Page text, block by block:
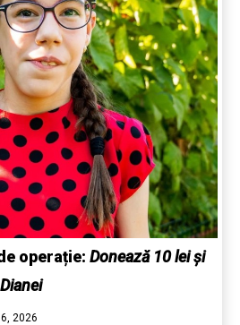
operație: Donează 10 lei și
2026